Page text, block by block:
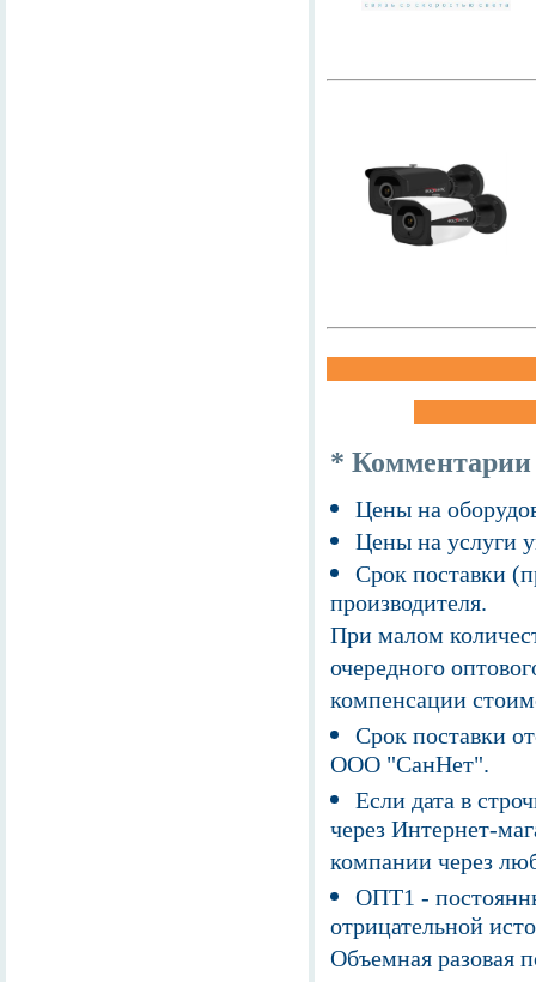
* Комментарии
Цены на
Цены на услуги
Срок поставки
производителя.
При малом
очередного
компенсации
Срок поставки
ООО "СанНет".
Если дата в
через Интернет-
компании через
ОПТ1 -
отрицательной
Объемная разовая